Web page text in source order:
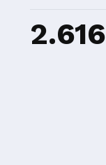
2.616